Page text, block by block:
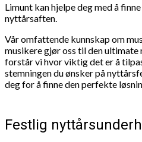
Limunt kan hjelpe deg med å
nyttårsaften.
Vår omfattende kunnskap om
musikere gjør oss til den ultimate
forstår vi hvor viktig det er å
stemningen du ønsker på
deg for å finne den perfekte
Festlig